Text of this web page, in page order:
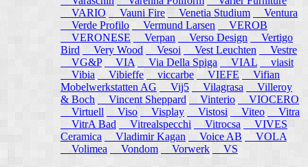
VARIO
Vauni Fire Venetia Studium
Ventura
Verde Profilo
Vermund Larsen
VEROB
VERONESE
Verpan Verso Design
Vertigo
Bird
Very Wood Vesoi Vest Leuchten
Vestre
VG&P
VIA Via Della Spiga VIAL
viasit
Vibia
Vibieffe viccarbe VIEFE
Vifian
Mobelwerkstatten AG
Vij5 Vilagrasa
Villeroy
& Boch
Vincent Sheppard Vinterio
VIOCERO
Virtuell
Viso Visplay Vistosi Viteo
Vitra
VitrA Bad
Vitrealspecchi Vitrocsa
VIVES
Ceramica
Vladimir Kagan Voice AB
VOLA
Volimea
Vondom Vorwerk VS